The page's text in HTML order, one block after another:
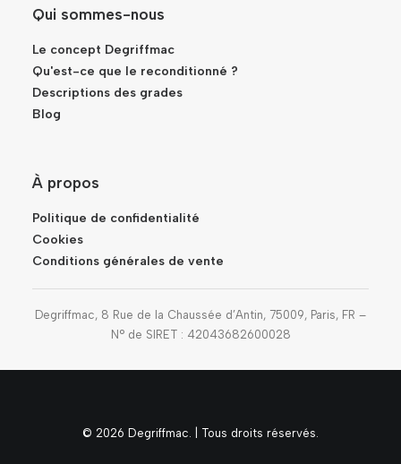
Qui sommes-nous
Le concept Degriffmac
Qu'est-ce que le reconditionné ?
Descriptions des grades
Blog
À propos
Politique de confidentialité
Cookies
Conditions générales de vente
Degriffmac, 8 Rue de la Chaussée d’Antin, 75009, Paris, FR –
N° de SIRET : 42043682600028
© 2026 Degriffmac. | Tous droits réservés.